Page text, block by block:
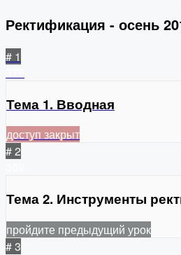
Ректификация - осень
# 1
Тема 1. Вводная
доступ закрыт
# 2
Тема 2. Инструменты
пройдите предыдущий урок
# 3